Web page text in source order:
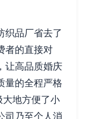
织品厂省去了
者的直接对
让高品质婚庆
量的全程严格
大地方便了小
司乃至个人消